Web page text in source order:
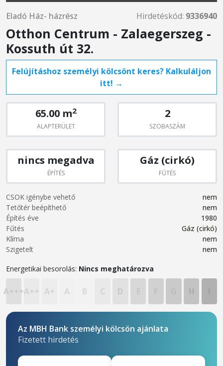
Eladó Ház- házrész Hirdetéskód: 9336940
Otthon Centrum - Zalaegerszeg -
Kossuth út 32.
Felújításhoz személyi kölcsönt keres? Kalkuláljon
itt! →
65.00 m2
ALAPTERÜLET
2
SZOBASZÁM
nincs megadva
ÉPÍTÉS
Gáz (cirkó)
FŰTÉS
CSOK igénybe vehető
nem
Tetőtér beépíthető
nem
Építés éve
1980
Fűtés
Gáz (cirkó)
Klíma
nem
Szigetelt
nem
Energetikai besorolás: Nincs meghatározva
A+++A++ A+ A B C D
Az MBH Bank személyi kölcsön ajánlata
Fizetett hirdetés